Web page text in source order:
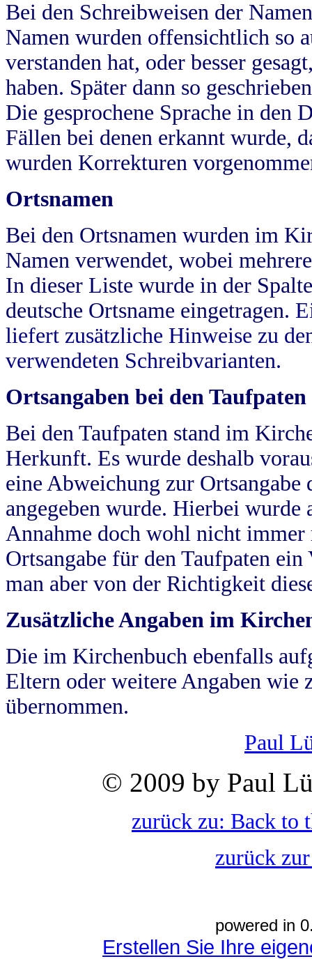
Bei den Schreibweisen der
Namen wurden offensichtlich so
verstanden hat, oder besser
haben. Später dann so
Die gesprochene Sprache in
Fällen bei denen erkannt wurde,
wurden Korrekturen
Ortsnamen
Bei den Ortsnamen wurden im
Namen verwendet, wobei
In dieser Liste wurde in der
deutsche Ortsname eingetragen.
liefert zusätzliche Hinweise zu
verwendeten Schreibvarianten.
Ortsangaben bei den Taufpaten
Bei den Taufpaten stand im
Herkunft. Es wurde deshalb
eine Abweichung zur
angegeben wurde. Hierbei wurde
Annahme doch wohl nicht
Ortsangabe für den Taufpaten
man aber von der Richtigkeit
Zusätzliche Angaben im
Die im Kirchenbuch ebenfalls
Eltern oder weitere Angaben wie
übernommen.
Paul
© 2009 by Paul
zurück zu: Back to
zurück
powered in
Erstellen Sie Ihre